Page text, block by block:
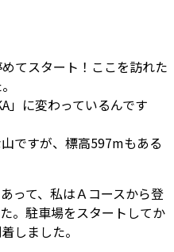
てスタート！ここを訪れた
」に変わっているんです
ですが、標高597mもある
って、私はＡコースから登
。駐車場をスタートしてか
しました。